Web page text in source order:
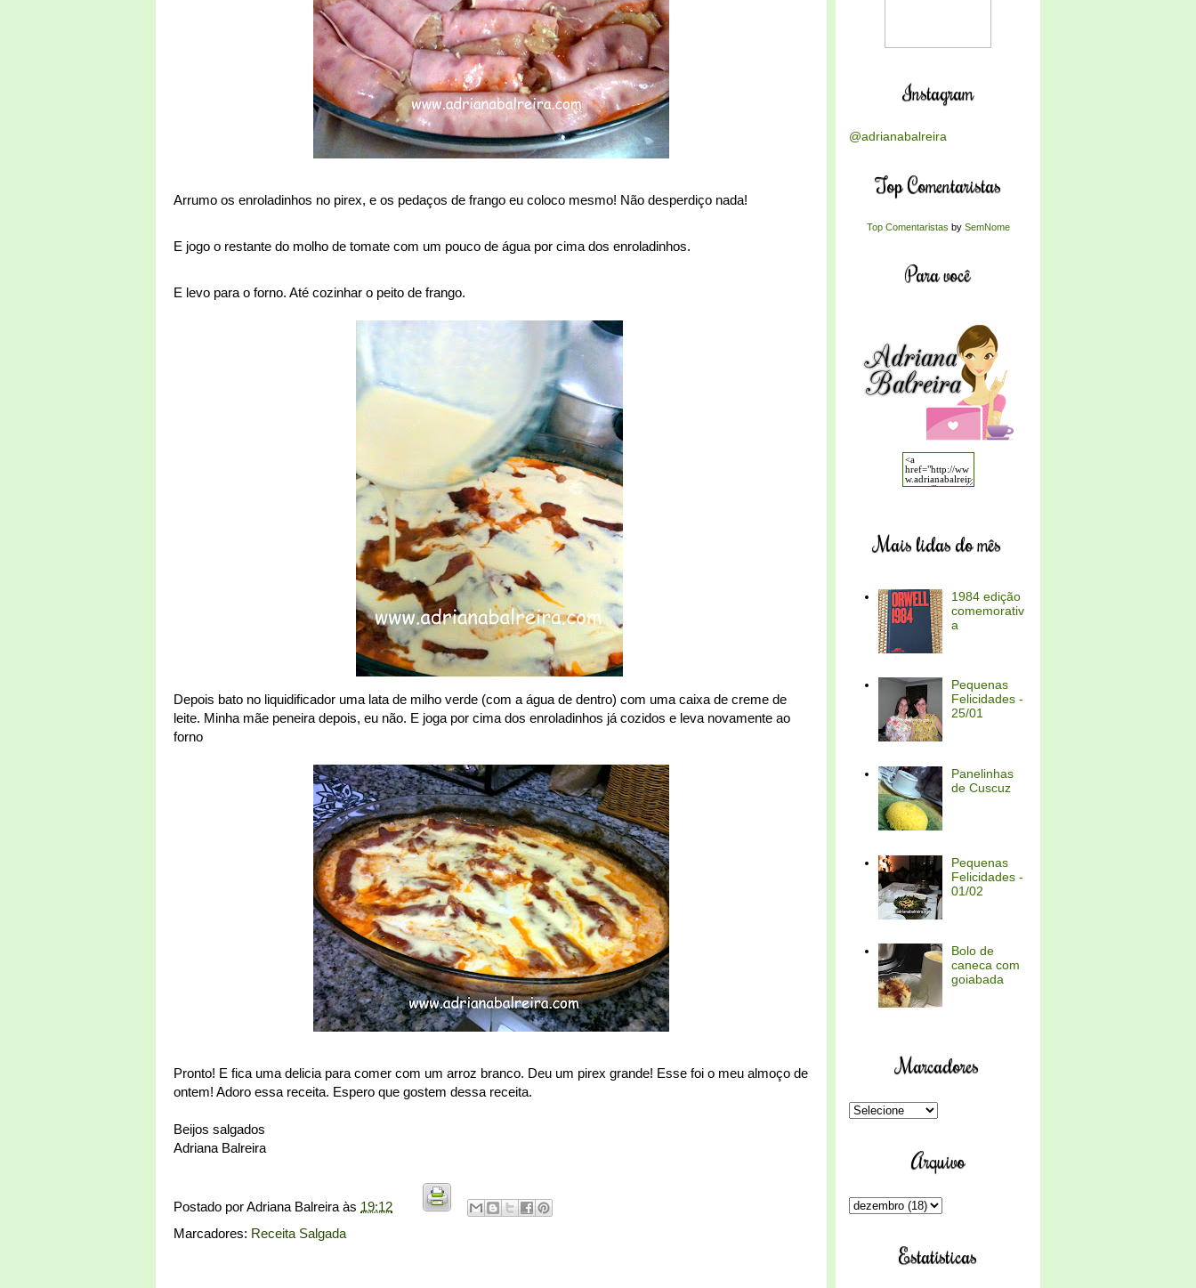
Arrumo os enroladinhos no pirex, e os pedaços de frango eu coloco mesmo! Não desperdiço nada!
E jogo o restante do molho de tomate com um pouco de água por cima dos enroladinhos.
E levo para o forno. Até cozinhar o peito de frango.
Depois bato no liquidificador uma lata de milho verde (com a água de dentro) com uma caixa de creme de
leite. Minha mãe peneira depois, eu não. E joga por cima dos enroladinhos já cozidos e leva novamente ao
forno
Pronto! E fica uma delicia para comer com um arroz branco. Deu um pirex grande! Esse foi o meu almoço de
ontem! Adoro essa receita. Espero que gostem dessa receita.
Beijos salgados
Adriana Balreira
Postado porAdriana Balreira às 19:12
Marcadores: Receita Salgada
Instagram
@adrianabalreira
Top Comentaristas
Top Comentaristas by SemNome
Para você
Mais lidas do mês
1984 edição
comemorativ
a
Pequenas
Felicidades -
25/01
Panelinhas
de Cuscuz
Pequenas
Felicidades -
01/02
Bolo de
caneca com
goiabada
Marcadores
Arquivo
Estatísticas